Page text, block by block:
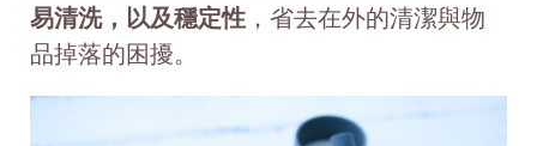
易清洗，以及穩定性 ，省去在外的清潔與物
品掉落的困擾。